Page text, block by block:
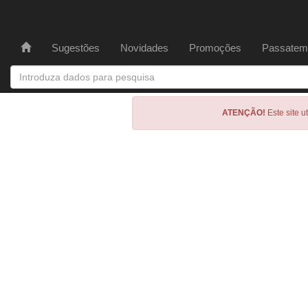
Sugestões Novidades Promoções
ATENÇÃO! Este site